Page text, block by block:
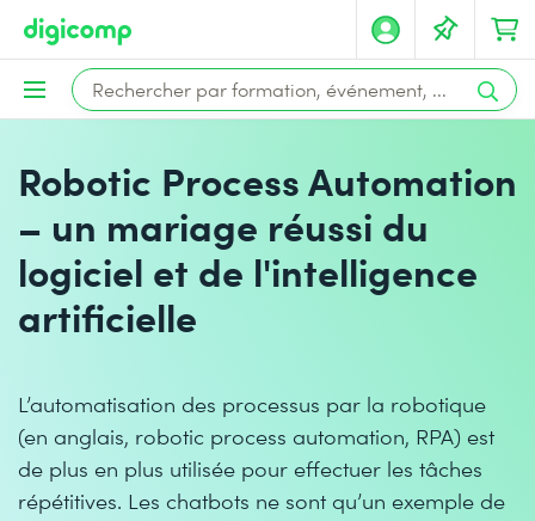
Robotic Process Automation
– un mariage réussi du
logiciel et de l'intelligence
artificielle
L’automatisation des processus par la robotique
(en anglais, robotic process automation, RPA) est
de plus en plus utilisée pour effectuer les tâches
répétitives. Les chatbots ne sont qu’un exemple de